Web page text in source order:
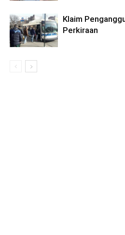
Klaim
Perkiraan